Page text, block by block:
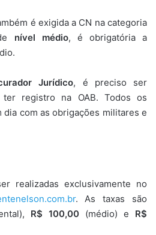
é exigida a CN na categoria
nível médio, é obrigatória a
Jurídico, é preciso ser
registro na OAB. Todos os
com as obrigações militares e
realizadas exclusivamente no
. As taxas são
R$ 100,00 (médio) e R$